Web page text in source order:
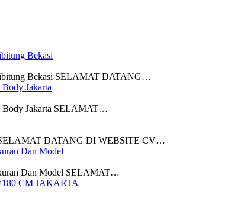
Bekasi
Bekasi SELAMAT DATANG…
Jakarta
Body Jakarta SELAMAT…
SELAMAT DATANG DI WEBSITE CV…
Dan Model
Dan Model SELAMAT…
CM JAKARTA